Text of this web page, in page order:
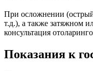
При осложнении
т.д.), а также затяжном
консультация
Показания к